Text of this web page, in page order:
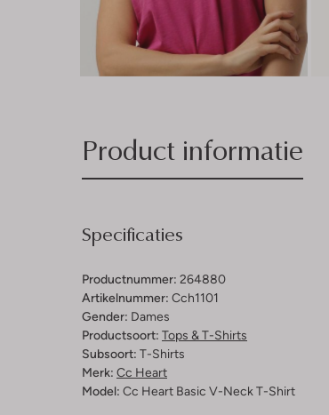
Product informatie
Specificaties
Productnummer: 264880
Artikelnummer: Cch1101
Gender: Dames
Productsoort: Tops & T-Shirts
Subsoort: T-Shirts
Merk: Cc Heart
Model: Cc Heart Basic V-Neck T-Shirt